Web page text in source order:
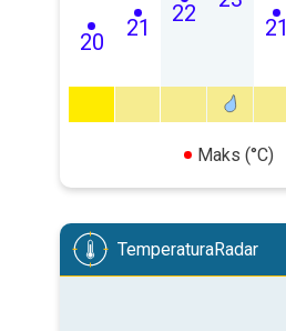
20
21
22
21
Maks (°C)
TemperaturaRadar